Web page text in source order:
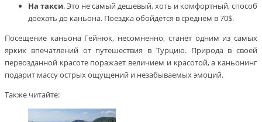
На такси. Это не самый дешевый, хоть и комфортный, способ
доехать до каньона. Поездка обойдется в среднем в 70$.
Посещение каньона Гейнюк, несомненно, станет одним из самых
ярких впечатлений от путешествия в Турцию. Природа в своей
первозданной красоте поражает величием и красотой, а каньонинг
подарит массу острых ощущений и незабываемых эмоций.
Также читайте: